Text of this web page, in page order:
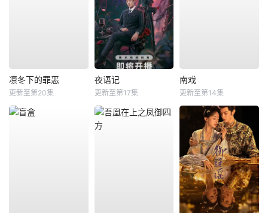
凛冬下的罪恶
更新至第20集
夜语记
更新至第17集
南戏
更新至第14集